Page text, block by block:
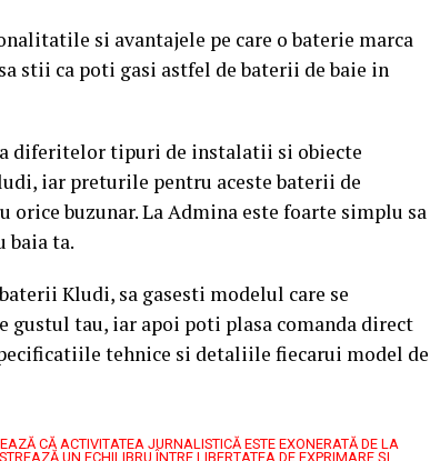
si avantajele pe care o baterie marca
stii ca poti gasi astfel de baterii de baie in
diferitelor tipuri de instalatii si obiecte
iar preturile pentru aceste baterii de
buzunar. La Admina este foarte simplu sa
baia ta.
Kludi, sa gasesti modelul care se
gustul tau, iar apoi poti plasa comanda direct
tehnice si detaliile fiecarui model de
CĂ ACTIVITATEA JURNALISTICĂ ESTE EXONERATĂ DE LA
UN ECHILIBRU ÎNTRE LIBERTATEA DE EXPRIMARE ŞI